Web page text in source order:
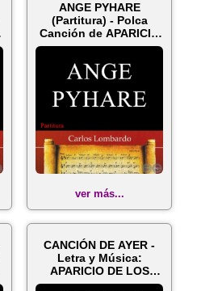
ANGE PYHARE
(Partitura) - Polca
Canción de APARICIO
DE LOS RÍOS
ver más...
CANCIÓN DE AYER -
Letra y Música:
APARICIO DE LOS
RÍOS